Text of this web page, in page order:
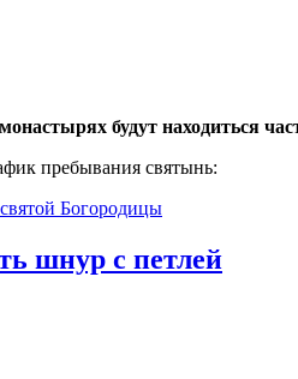
будут находиться
пребывания святынь:
Богородицы
шнур с петлей